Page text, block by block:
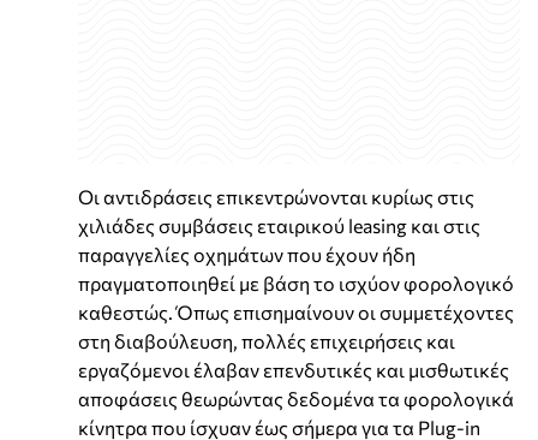
Οι αντιδράσεις επικεντρώνονται κυρίως στις
χιλιάδες συμβάσεις εταιρικού leasing και στις
παραγγελίες οχημάτων που έχουν ήδη
πραγματοποιηθεί με βάση το ισχύον φορολογικό
καθεστώς. Όπως επισημαίνουν οι συμμετέχοντες
στη διαβούλευση, πολλές επιχειρήσεις και
εργαζόμενοι έλαβαν επενδυτικές και μισθωτικές
αποφάσεις θεωρώντας δεδομένα τα φορολογικά
κίνητρα που ίσχυαν έως σήμερα για τα Plug-in